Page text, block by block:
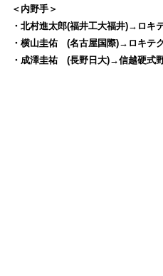
＜内野手＞
・北村進太郎(福井工大福井)→ロキ
・横山圭佑 (名古屋国際)→ロキテ
・成澤圭祐 (長野日大)→信越硬式